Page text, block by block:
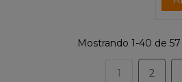
Mostrando 1-40 de
1 2